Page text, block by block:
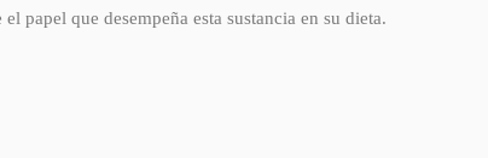
papel que desempeña esta sustancia en su dieta.